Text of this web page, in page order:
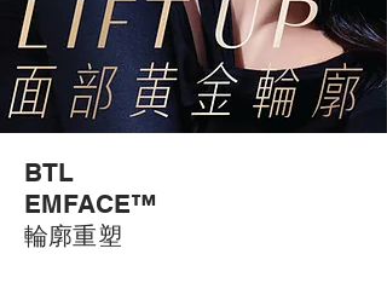
BTL
EMFACE™
輪廓重塑